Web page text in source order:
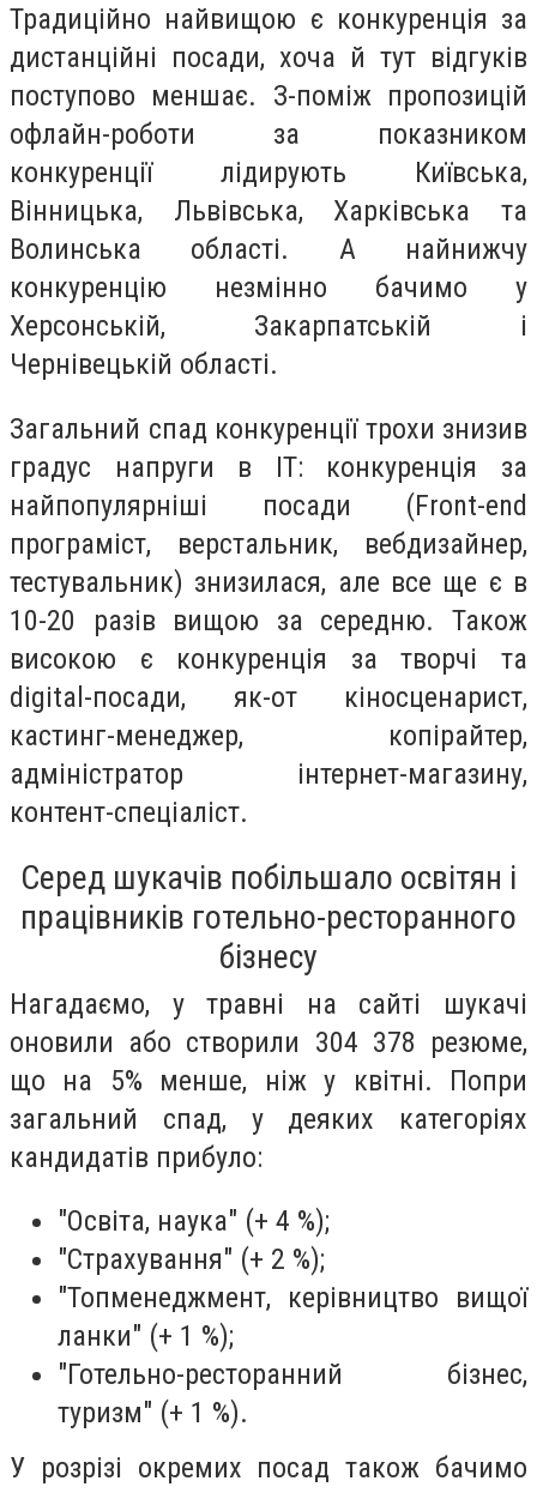
Традиційно найвищою є конкуренція за
дистанційні посади, хоча й тут відгуків
поступово меншає. З-поміж пропозицій
офлайн-роботи за показником
конкуренції лідирують Київська,
Вінницька, Львівська, Харківська та
Волинська області. А найнижчу
конкуренцію незмінно бачимо у
Херсонській, Закарпатській і
Чернівецькій області.
Загальний спад конкуренції трохи знизив
градус напруги в IT: конкуренція за
найпопулярніші посади (Front-end
програміст, верстальник, вебдизайнер,
тестувальник) знизилася, але все ще є в
10-20 разів вищою за середню. Також
високою є конкуренція за творчі та
digital-посади, як-от кіносценарист,
кастинг-менеджер, копірайтер,
адміністратор інтернет-магазину,
контент-спеціаліст.
Серед шукачів побільшало освітян і
працівників готельно-ресторанного
бізнесу
Нагадаємо, у травні на сайті шукачі
оновили або створили 304 378 резюме,
що на 5% менше, ніж у квітні. Попри
загальний спад, у деяких категоріях
кандидатів прибуло:
"Освіта, наука" (+ 4 %);
"Страхування" (+ 2 %);
"Топменеджмент, керівництво вищої
ланки" (+ 1 %);
"Готельно-ресторанний бізнес,
туризм" (+ 1 %).
У розрізі окремих посад також бачимо